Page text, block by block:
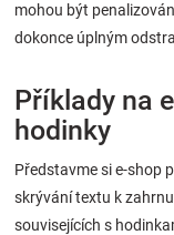
mohou být
dokonce úplným
Příklady na
hodinky
Představme si e-shop
skrývání textu k
souvisejících s